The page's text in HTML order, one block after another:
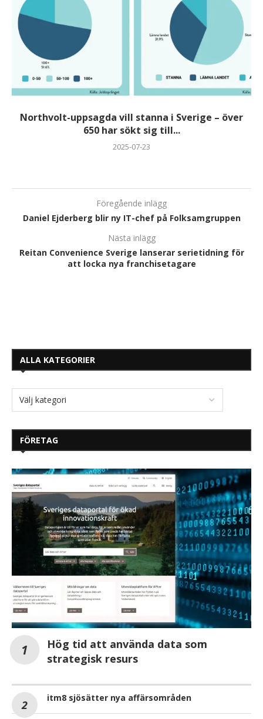
Martin Norén från Schneider Electric är årets unga
automationsledare 2025
2025-05-27
Föregående inlägg
Daniel Ejderberg blir ny IT-chef på Folksamgruppen
Nästa inlägg
Reitan Convenience Sverige lanserar serietidning för
att locka nya franchisetagare
ALLA KATEGORIER
FÖRETAG
Hög tid att använda data som
strategisk resurs
itm8 sjösätter nya affärsområden